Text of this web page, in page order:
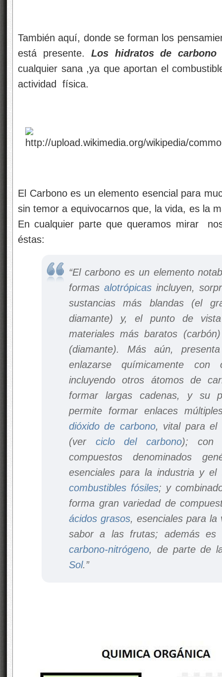
También aquí, donde se forman los
está presente. Los hidratos de
cualquier sana ,ya que aportan el
actividad física.
El Carbono es un elemento esencial para
sin temor a equivocarnos que, la vida, es la
En cualquier parte que queramos mirar
éstas:
“El carbono es un elemento
formas alotrópicas incluyen,
sustancias más blandas (el
diamante) y, el punto de
materiales más baratos
(diamante). Más aún,
enlazarse químicamente con
incluyendo otros átomos de
formar largas cadenas, y su
permite formar enlaces
dióxido de carbono, vital para el
(ver ciclo del carbono);
compuestos denominados
esenciales para la industria y
combustibles fósiles; y
forma gran variedad de
ácidos grasos, esenciales para
sabor a las frutas; además
carbono-nitrógeno, de parte de
Sol.”